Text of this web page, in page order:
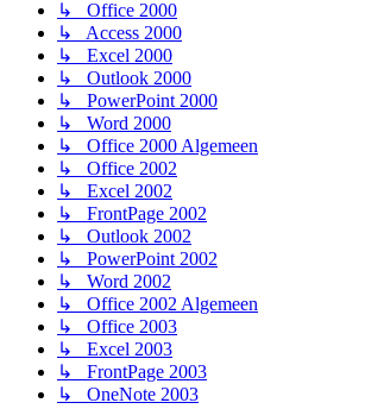
↳ Office 2000
↳ Access 2000
↳ Excel 2000
↳ Outlook 2000
↳ PowerPoint 2000
↳ Word 2000
↳ Office 2000 Algemeen
↳ Office 2002
↳ Excel 2002
↳ FrontPage 2002
↳ Outlook 2002
↳ PowerPoint 2002
↳ Word 2002
↳ Office 2002 Algemeen
↳ Office 2003
↳ Excel 2003
↳ FrontPage 2003
↳ OneNote 2003